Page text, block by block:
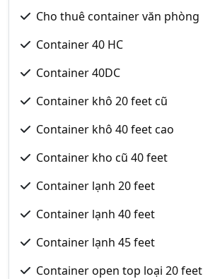
Cho thuê container văn phòng
Container 40 HC
Container 40DC
Container khô 20 feet cũ
Container khô 40 feet cao
Container kho cũ 40 feet
Container lạnh 20 feet
Container lạnh 40 feet
Container lạnh 45 feet
Container open top loại 20 feet